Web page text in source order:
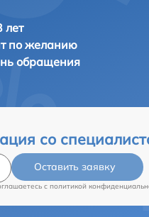
лет
по желанию
обращения
со
Оставить заявку
c политикой